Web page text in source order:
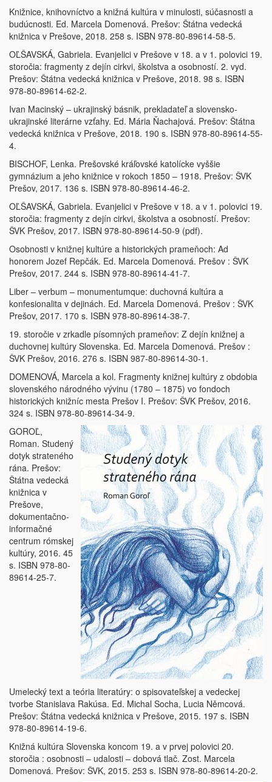
Knižnice, knihovníctvo a knižná kultúra v minulosti, súčasnosti a
budúcnosti. Ed. Marcela Domenová. Prešov: Štátna vedecká
knižnica v Prešove, 2018. 258 s. ISBN 978-80-89614-58-5.
OĽŠAVSKÁ, Gabriela. Evanjelici v Prešove v 18. a v 1. polovici 19.
storočia: fragmenty z dejín cirkvi, školstva a osobností. 2. vyd.
Prešov: Štátna vedecká knižnica v Prešove, 2018. 98 s. ISBN
978-80-89614-62-2.
Ivan Macinský – ukrajinský básnik, prekladateľ a slovensko-
ukrajinské literárne vzťahy. Ed. Mária Ňachajová. Prešov: Štátna
vedecká knižnica v Prešove, 2018. 190 s. ISBN 978-80-89614-55-
4.
BISCHOF, Lenka. Prešovské kráľovské katolícke vyššie
gymnázium a jeho knižnice v rokoch 1850 – 1918. Prešov: ŠVK
Prešov, 2017. 136 s. ISBN 978-80-89614-46-2.
OĽŠAVSKÁ, Gabriela. Evanjelici v Prešove v 18. a v 1. polovici 19.
storočia: fragmenty z dejín cirkvi, školstva a osobností. Prešov:
ŠVK Prešov, 2017. ISBN 978-80-89614-50-9 (pdf).
Osobnosti v knižnej kultúre a historických prameňoch: Ad
honorem Jozef Repčák. Ed. Marcela Domenová. Prešov : ŠVK
Prešov, 2017. 244 s. ISBN 978-80-89614-41-7.
Liber – verbum – monumentumque: duchovná kultúra a
konfesionalita v dejinách. Ed. Marcela Domenová. Prešov : ŠVK
Prešov, 2017. 170 s. ISBN 978-80-89614-38-7.
19. storočie v zrkadle písomných prameňov: Z dejín knižnej a
duchovnej kultúry Slovenska. Ed. Marcela Domenová. Prešov :
ŠVK Prešov, 2016. 276 s. ISBN 987-80-89614-30-1.
DOMENOVÁ, Marcela a kol. Fragmenty knižnej kultúry z obdobia
slovenského národného vývinu (1780 – 1875) vo fondoch
historických knižníc mesta Prešov I. Prešov: ŠVK Prešov, 2016.
324 s. ISBN 978-80-89614-34-9.
GOROĽ,
Roman. Studený
dotyk strateného
rána. Prešov:
Štátna vedecká
knižnica v
Prešove,
dokumentačno-
informačné
centrum rómskej
kultúry, 2016. 45
s. ISBN 978-80-
89614-25-7.
Umelecký text a teória literatúry: o spisovateľskej a vedeckej
tvorbe Stanislava Rakúsa. Ed. Michal Socha, Lucia Němcová.
Prešov: Štátna vedecká knižnica v Prešove, 2015. 197 s. ISBN
978-80-89614-19-6.
Knižná kultúra Slovenska koncom 19. a v prvej polovici 20.
storočia : osobnosti – udalosti – dobová tlač. Zost. Marcela
Domenová. Prešov: ŠVK, 2015. 253 s. ISBN 978-80-89614-20-2.